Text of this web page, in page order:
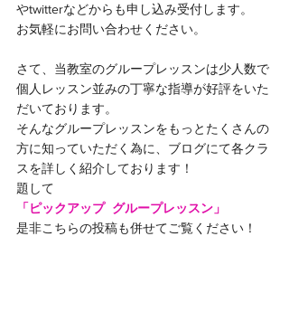
やtwitterなどからも申し込み受付します。
お気軽にお問い合わせください。
さて、当教室のグループレッスンは少人数で
個人レッスン並みの丁寧な指導が好評をいた
だいております。
そんなグループレッスンをもっとたくさんの
方に知っていただく為に、ブログにて各クラ
スを詳しく紹介しております！
題して
「ピックアップ  グループレッスン」
是非こちらの投稿も併せてご覧ください！